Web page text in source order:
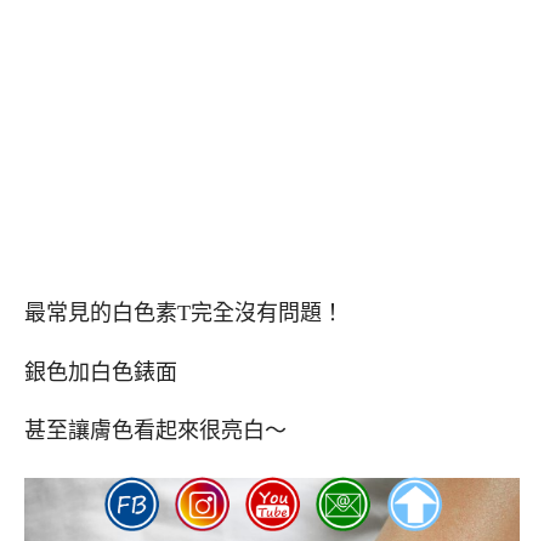
最常見的白色素T完全沒有問題！
銀色加白色錶面
甚至讓膚色看起來很亮白～